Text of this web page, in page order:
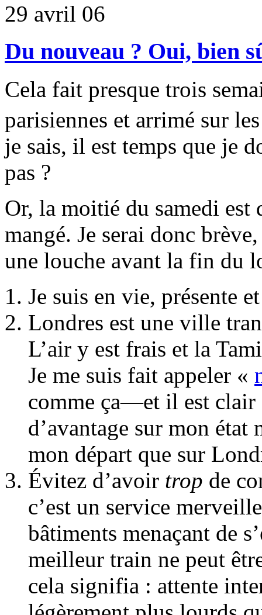
29 avril 06
Du nouveau ? Oui, bien
Cela fait presque trois
parisiennes et arrimé sur
je sais, il est temps que je
pas ?
Or, la moitié du samedi est
mangé. Je serai donc
une louche avant la fin du
Je suis en vie, présente
Londres est une ville
L’air y est frais et la
Je me suis fait appeler «
comme ça—et il est clair
d’avantage sur mon état
mon départ que sur
Évitez d’avoir trop de
c’est un service
bâtiments menaçant de
meilleur train ne peut
cela signifia : attente